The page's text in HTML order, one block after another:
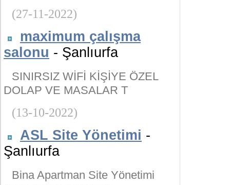
(27-11-2022)
maximum çalışma
salonu - Şanlıurfa
SINIRSIZ WİFİ KİŞİYE ÖZEL
DOLAP VE MASALAR T
(13-10-2022)
ASL Site Yönetimi -
Şanlıurfa
Bina Apartman Site Yönetimi